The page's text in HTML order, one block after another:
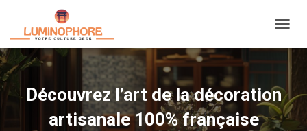
Découvrez l’art de la décoration
artisanale 100% française